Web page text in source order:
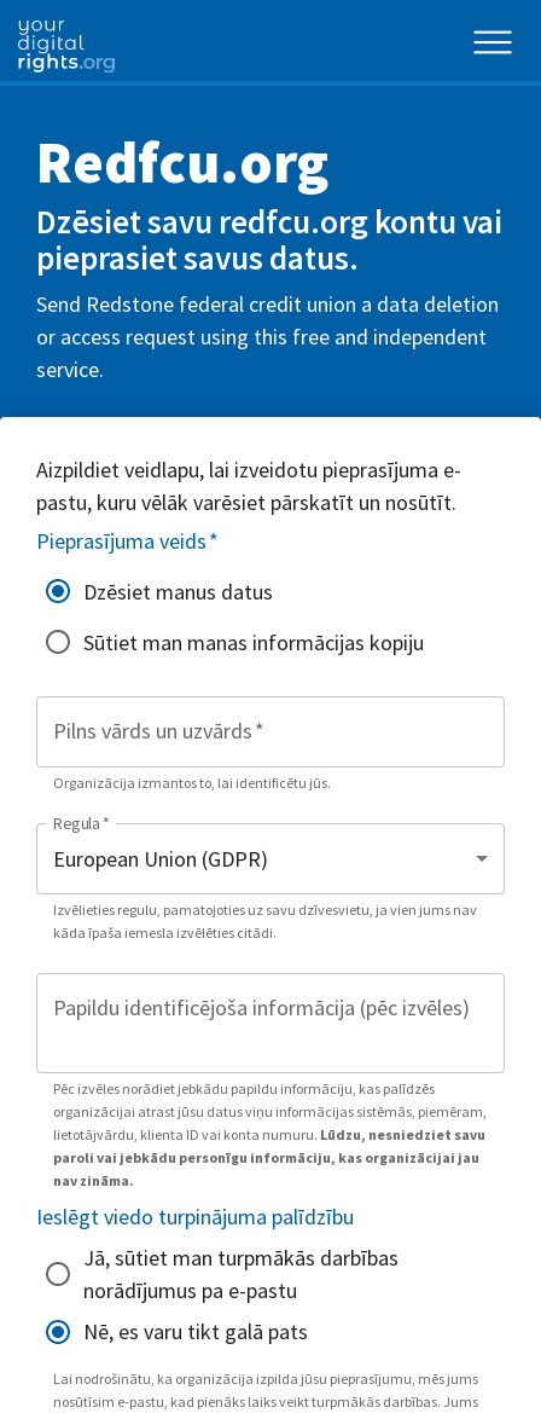
Redfcu.org
Dzēsiet savu redfcu.org kontu vai
pieprasiet savus datus.
Send Redstone federal credit union a data deletion
or access request using this free and independent
service.
Aizpildiet veidlapu, lai izveidotu pieprasījuma e-
pastu, kuru vēlāk varēsiet pārskatīt un nosūtīt.
Pieprasījuma veids*
Dzēsiet manus datus
Sūtiet man manas informācijas kopiju
Pilns vārds un uzvārds*
Organizācija izmantos to, lai identificētu jūs.
Regula *
Izvēlieties regulu, pamatojoties uz savu dzīvesvietu, ja vien jums nav
kāda īpaša iemesla izvēlēties citādi.
Papildu identificējoša informācija (pēc izvēles)
Pēc izvēles norādiet jebkādu papildu informāciju, kas palīdzēs
organizācijai atrast jūsu datus viņu informācijas sistēmās, piemēram,
lietotājvārdu, klienta ID vai konta numuru. Lūdzu, nesniedziet savu
paroli vai jebkādu personīgu informāciju, kas organizācijai jau
nav zināma.
Ieslēgt viedo turpinājuma palīdzību
Jā, sūtiet man turpmākās darbības
norādījumus pa e-pastu
Nē, es varu tikt galā pats
Lai nodrošinātu, ka organizācija izpilda jūsu pieprasījumu, mēs jums
nosūtīsim e-pastu, kad pienāks laiks veikt turpmākās darbības. Jums